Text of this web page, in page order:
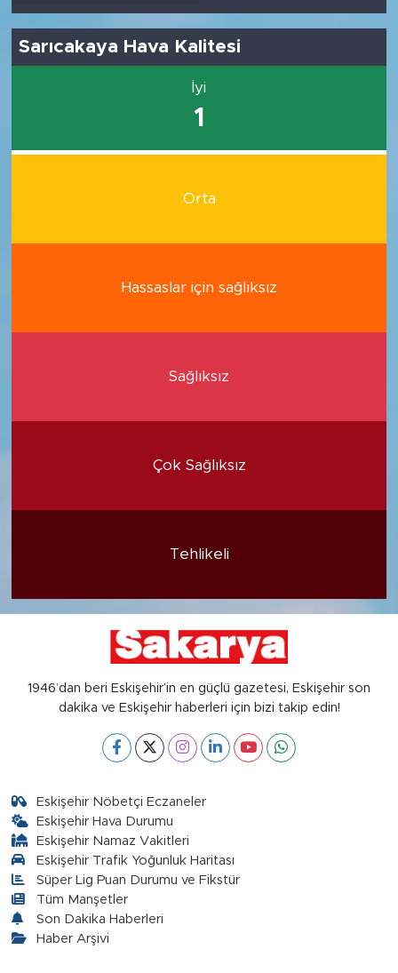
Sarıcakaya Hava Kalitesi
İyi
1
Orta
Hassaslar için sağlıksız
Sağlıksız
Çok Sağlıksız
Tehlikeli
1946’dan beri Eskişehir’in en güçlü gazetesi, Eskişehir son
dakika ve Eskişehir haberleri için bizi takip edin!
Eskişehir Nöbetçi Eczaneler
Eskişehir Hava Durumu
Eskişehir Namaz Vakitleri
Eskişehir Trafik Yoğunluk Haritası
Süper Lig Puan Durumu ve Fikstür
Tüm Manşetler
Son Dakika Haberleri
Haber Arşivi